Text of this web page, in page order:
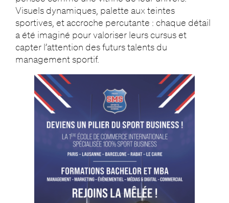
Visuels dynamiques, palette aux teintes
sportives, et accroche percutante : chaque détail
a été imaginé pour valoriser leurs cursus et
capter l’attention des futurs talents du
management sportif.